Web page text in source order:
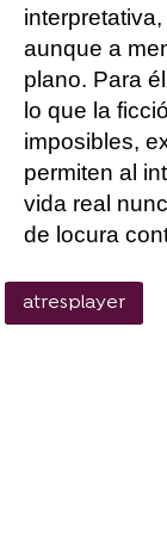
aunque a
plano. Para
lo que la
imposibles,
permiten al
vida real
de locura
atresplayer